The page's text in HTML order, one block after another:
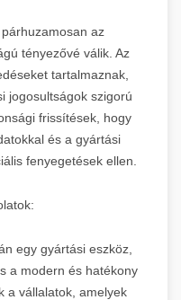
az
tényezővé válik. Az
tartalmaznak,
jogosultságok szigorú
frissítések, hogy
és a gyártási
fenyegetések ellen.
egy gyártási eszköz,
a modern és hatékony
a vállalatok, amelyek